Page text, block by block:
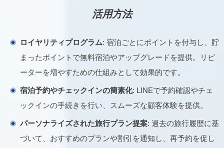
活用方法
ロイヤリティプログラム: 宿泊ごとにポイントを付与し、貯
まったポイントで無料宿泊やアップグレードを提供。リピ
ーターを増やすための仕組みとして効果的です。
宿泊予約やチェックインの簡素化: LINEで予約確認やチェ
ックインの手続きを行い、スムーズな顧客体験を提供。
パーソナライズされた旅行プラン提案: 過去の旅行履歴に基
づいて、おすすめのプランや割引を通知し、再予約を促し